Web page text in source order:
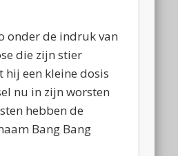
onder de indruk van
die zijn stier
hij een kleine dosis
nu in zijn worsten
hebben de
Bang Bang